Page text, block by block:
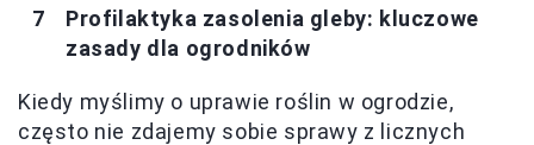
Profilaktyka zasolenia gleby: kluczowe
zasady dla ogrodników
Kiedy myślimy o uprawie roślin w ogrodzie,
często nie zdajemy sobie sprawy z licznych